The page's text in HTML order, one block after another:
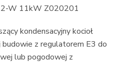
W 11kW Z020201
kondensacyjny kocioł
z regulatorem E3 do
lub pogodowej z